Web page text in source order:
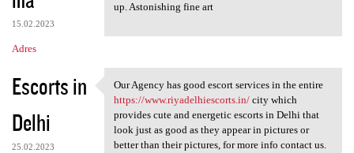
15.02.2023
Adres
up. Astonishing fine art
Escorts in
Delhi
25.02.2023
Our Agency has good escort
Our Agency has good escort services in the entire
https://www.riyadelhiescorts.in/city which
provides cute and energetic escorts in Delhi that
look just as good as they appear in pictures or
better than their pictures, for more info contact us.